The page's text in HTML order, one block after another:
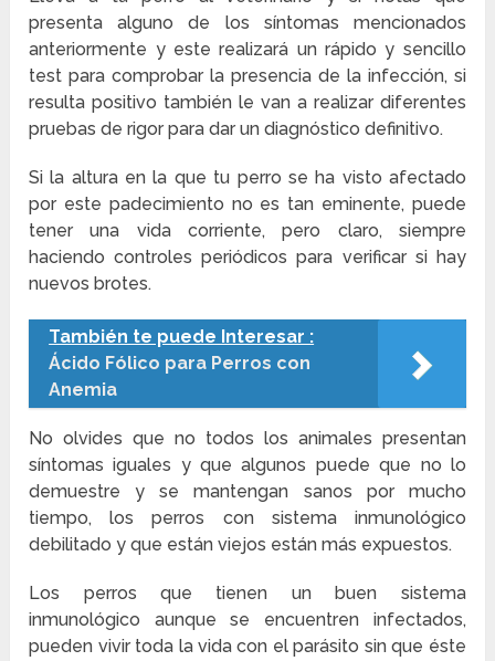
presenta alguno de los síntomas mencionados
anteriormente y este realizará un rápido y sencillo
test para comprobar la presencia de la infección, si
resulta positivo también le van a realizar diferentes
pruebas de rigor para dar un diagnóstico definitivo.
Si la altura en la que tu perro se ha visto afectado
por este padecimiento no es tan eminente, puede
tener una vida corriente, pero claro, siempre
haciendo controles periódicos para verificar si hay
nuevos brotes.
También te puede Interesar :
Ácido Fólico para Perros con
Anemia
No olvides que no todos los animales presentan
síntomas iguales y que algunos puede que no lo
demuestre y se mantengan sanos por mucho
tiempo, los perros con sistema inmunológico
debilitado y que están viejos están más expuestos.
Los perros que tienen un buen sistema
inmunológico aunque se encuentren infectados,
pueden vivir toda la vida con el parásito sin que éste